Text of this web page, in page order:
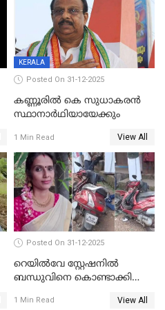
KERALA
Posted On 31-12-2025
കണ്ണൂരിൽ കെ സുധാകരൻ
സ്ഥാനാർഥിയായേക്കും
1 Min Read View All
Posted On 31-12-2025
റെയിൽവേ സ്റ്റേഷനിൽ
ബന്ധുവിനെ കൊണ്ടാക്കി
ലോറി സ്കൂട്ടറിൽ ഇടിച്ചു :
1 Min Read View All